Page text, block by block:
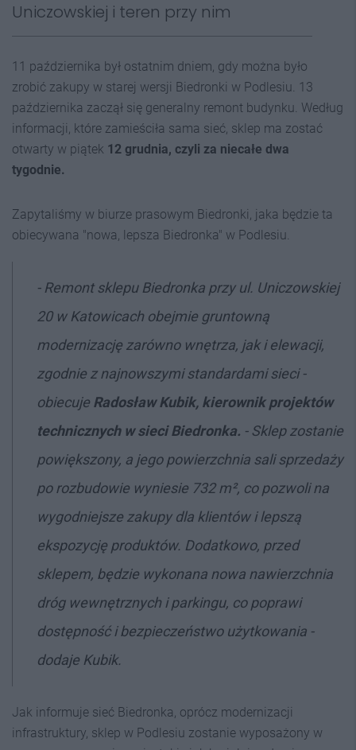
Uniczowskiej i teren przy nim
11 października był ostatnim dniem, gdy można było
zrobić zakupy w starej wersji Biedronki w Podlesiu. 13
października zaczął się generalny remont budynku. Według
informacji, które zamieściła sama sieć, sklep ma zostać
otwarty w piątek 12 grudnia, czyli za niecałe dwa
tygodnie.
Zapytaliśmy w biurze prasowym Biedronki, jaka będzie ta
obiecywana "nowa, lepsza Biedronka" w Podlesiu.
- Remont sklepu Biedronka przy ul. Uniczowskiej
20 w Katowicach obejmie gruntowną
modernizację zarówno wnętrza, jak i elewacji,
zgodnie z najnowszymi standardami sieci -
obiecuje Radosław Kubik, kierownik projektów
technicznych w sieci Biedronka. - Sklep zostanie
powiększony, a jego powierzchnia sali sprzedaży
po rozbudowie wyniesie 732 m², co pozwoli na
wygodniejsze zakupy dla klientów i lepszą
ekspozycję produktów. Dodatkowo, przed
sklepem, będzie wykonana nowa nawierzchnia
dróg wewnętrznych i parkingu, co poprawi
dostępność i bezpieczeństwo użytkowania -
dodaje Kubik.
Jak informuje sieć Biedronka, oprócz modernizacji
infrastruktury, sklep w Podlesiu zostanie wyposażony w